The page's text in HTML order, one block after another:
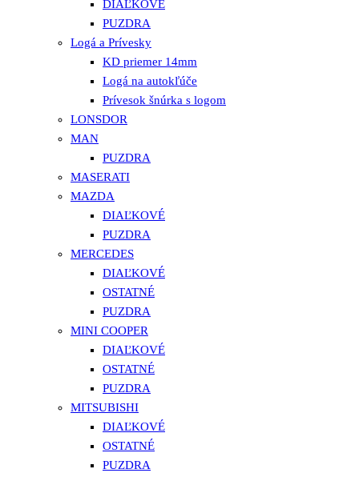
DIAĽKOVÉ
PUZDRA
Logá a Prívesky
KD priemer 14mm
Logá na autokľúče
Prívesok šnúrka s logom
LONSDOR
MAN
PUZDRA
MASERATI
MAZDA
DIAĽKOVÉ
PUZDRA
MERCEDES
DIAĽKOVÉ
OSTATNÉ
PUZDRA
MINI COOPER
DIAĽKOVÉ
OSTATNÉ
PUZDRA
MITSUBISHI
DIAĽKOVÉ
OSTATNÉ
PUZDRA